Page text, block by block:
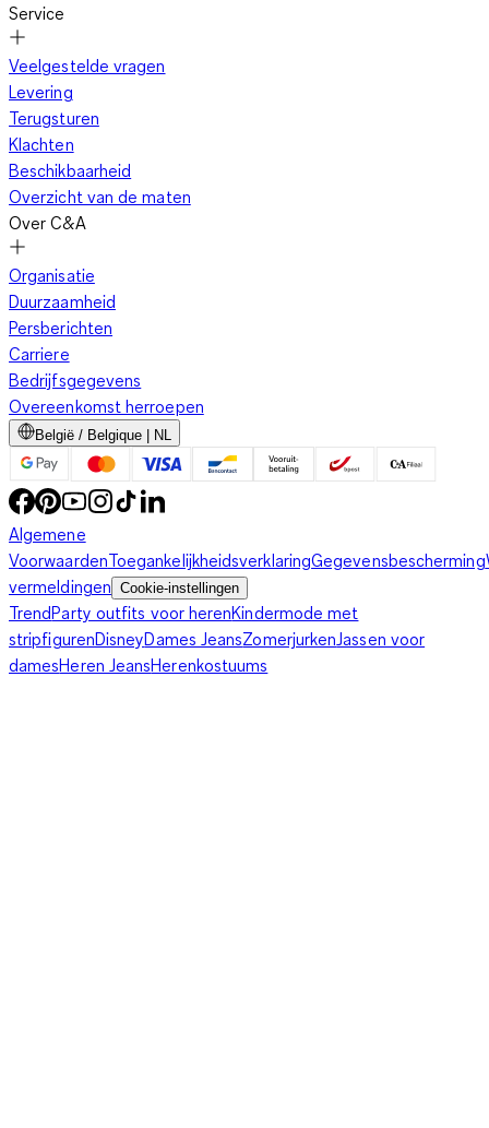
Service
Veelgestelde vragen
Levering
Terugsturen
Klachten
Beschikbaarheid
Overzicht van de maten
Over C&A
Organisatie
Duurzaamheid
Persberichten
Carriere
Bedrijfsgegevens
Overeenkomst herroepen
België / Belgique | NL
Algemene
VoorwaardenToegankelijkheidsverklaringGegevensbescherming
vermeldingen Cookie-instellingen
TrendParty outfits voor herenKindermode met
stripfigurenDisneyDames JeansZomerjurkenJassen voor
damesHeren JeansHerenkostuums